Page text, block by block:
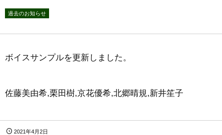
過去のお知らせ
ボイスサンプルを更新しました。
佐藤美由希,栗田樹,京花優希,北郷晴規,新井笙子
2021年4月2日